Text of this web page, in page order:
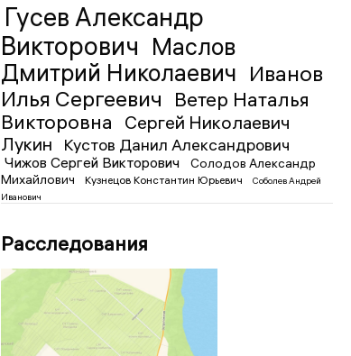
Гусев Александр
Викторович Маслов
Дмитрий Николаевич Иванов
Илья Сергеевич
Ветер Наталья
Викторовна
Сергей Николаевич
Лукин
Кустов Данил Александрович
Чижов Сергей Викторович
Солодов Александр
Михайлович
Кузнецов Константин Юрьевич
Соболев Андрей
Иванович
Расследования